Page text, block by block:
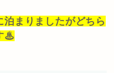
まりましたがどちら
♨